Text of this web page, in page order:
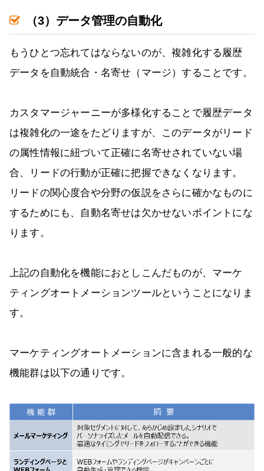
（3）データ管理の自動化
もうひとつ忘れてはならないのが、複雑化する履歴
データを自動統合・名寄せ（マージ）することです。
カスタマージャーニーが多様化することで履歴データ
は複雑化の一途をたどりますが、このデータがリード
の属性情報に紐づいて正確に名寄せされていない場
合、リードの行動が正確に把握できなくなります。
リードの関心度合や分野の仮説をさらに確かなものに
するためにも、自動名寄せは欠かせないポイントにな
ります。
上記の自動化を機能におとしこんだものが、マーケ
ティングオートメーションツールということになりま
す。
マーケティングオートメーションに含まれる一般的な
機能群は以下の通りです。